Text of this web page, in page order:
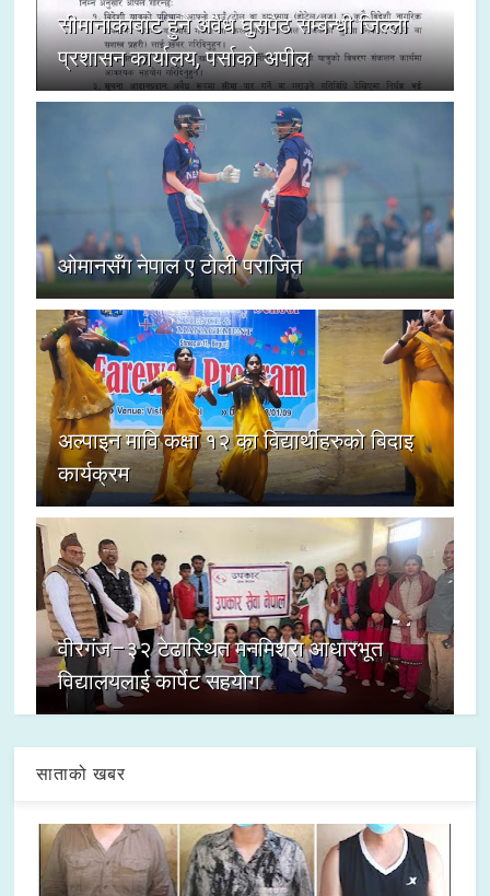
सीमानाकाबाट हुने अवैध घुसपैठ सम्बन्धी जिल्ला
प्रशासन कार्यालय, पर्साको अपील
ओमानसँग नेपाल ए टोली पराजित
अल्पाइन मावि कक्षा १२ का विद्यार्थीहरुको बिदाइ
कार्यक्रम
वीरगंज–३२ टेढास्थित मनमिश्रा आधारभूत
विद्यालयलाई कार्पेट सहयोग
साताको खबर